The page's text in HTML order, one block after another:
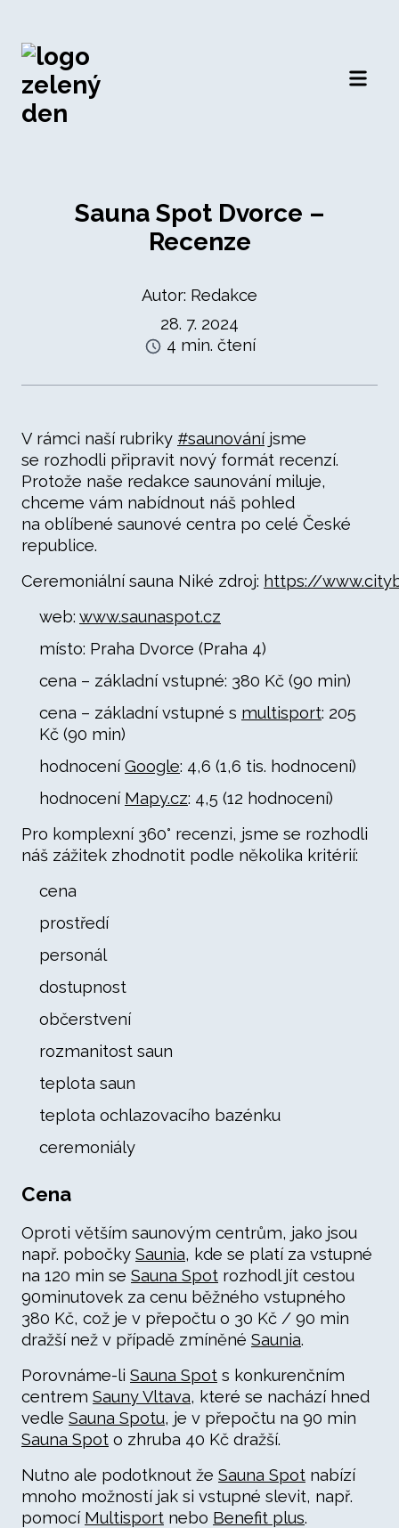
Sauna Spot Dvorce –
Recenze
Autor: Redakce
28. 7. 2024
4 min. čtení
V rámci naší rubriky #saunováníjsme
se rozhodli připravit nový formát recenzí.
Protože naše redakce saunování miluje,
chceme vám nabídnout náš pohled
na oblíbené saunové centra po celé České
republice.
Ceremoniální sauna Niké zdroj: https://
web: www.saunaspot.cz
místo: Praha Dvorce (Praha 4)
cena – základní vstupné: 380 Kč (90 min)
cena – základní vstupné s multisport: 205
Kč (90 min)
hodnoceníGoogle: 4,6 (1,6 tis. hodnocení)
hodnocení Mapy.cz: 4,5 (12 hodnocení)
Pro komplexní 360° recenzi, jsme se rozhodli
náš zážitek zhodnotit podle několika kritérií:
cena
prostředí
personál
dostupnost
občerstvení
rozmanitost saun
teplota saun
teplota ochlazovacího bazénku
ceremoniály
Cena
Oproti větším saunovým centrům, jako jsou
např. pobočky Saunia, kde se platí za vstupné
na 120 min se Sauna Spot rozhodl jít cestou
90minutovek za cenu běžného vstupného
380 Kč, což je v přepočtu o 30 Kč / 90 min
dražší než v případě zmíněné Saunia.
Porovnáme-li Sauna Spot s konkurenčním
centrem Sauny Vltava, které se nachází hned
vedle Sauna Spotu, je v přepočtu na 90 min
Sauna Spot o zhruba 40 Kč dražší.
Nutno ale podotknout že Sauna Spot nabízí
mnoho možností jak si vstupné slevit, např.
pomocí Multisport nebo Benefit plus.